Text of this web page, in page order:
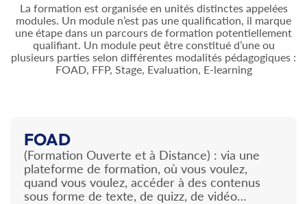
La formation est organisée en unités distinctes appelées
modules. Un module n’est pas une qualification, il marque
une étape dans un parcours de formation potentiellement
qualifiant. Un module peut être constitué d’une ou
plusieurs parties selon différentes modalités pédagogiques :
FOAD, FFP, Stage, Evaluation, E-learning
FOAD
(Formation Ouverte et à Distance) : via une
plateforme de formation, où vous voulez,
quand vous voulez, accéder à des contenus
sous forme de texte, de quizz, de vidéo…